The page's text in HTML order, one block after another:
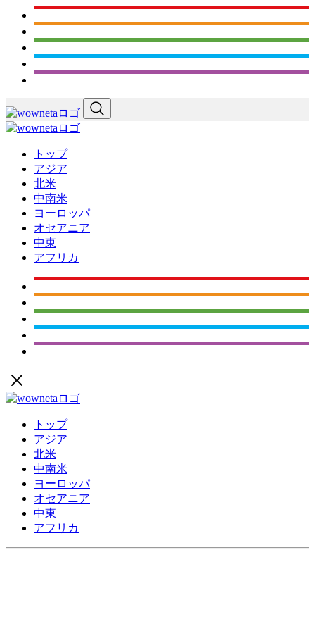
トップ
アジア
北米
中南米
ヨーロッパ
オセアニア
中東
アフリカ
トップ
アジア
北米
中南米
ヨーロッパ
オセアニア
中東
アフリカ